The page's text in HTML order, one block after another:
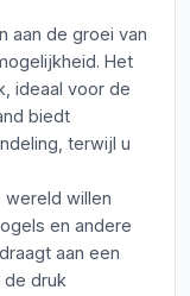
aan de groei van
Het
ideaal voor de
biedt
terwijl u
willen
en andere
aan een
de druk